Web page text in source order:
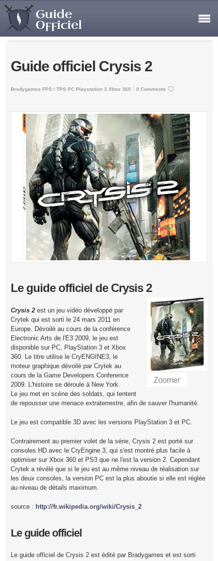
Guide officiel Crysis 2
Bradygames FPS / TPS PC Playstation 3 Xbox 360 0 Comments
Le guide officiel de Crysis 2
Crysis 2est un jeu vidéo développé par
Crytek qui est sorti le 24 mars 2011 en
Europe. Dévoilé au cours de la conférence
Electronic Arts de l'E3 2009, le jeu est
disponible sur PC, PlayStation 3 et Xbox
360. Le titre utilise le CryENGINE3, le
moteur graphique dévoilé par Crytek au
cours de la Game Developers Conference
2009. L'histoire se déroule à New York.
Le jeu met en scène des soldats, qui tentent
de repousser une menace extraterrestre, afin de sauver l'humanité.
Le jeu est compatible 3D avec les versions PlayStation 3 et PC.
Contrairement au premier volet de la série, Crysis 2 est porté sur
consoles HD avec le CryEngine 3, qui s'est montré plus facile à
optimiser sur Xbox 360 et PS3 que ne l'est la version 2. Cependant
Crytek a révélé que si le jeu est au même niveau de réalisation sur
les deux consoles, la version PC est la plus aboutie si elle est réglée
au niveau de détails maximum.
source : http://fr.wikipedia.org/wiki/Crysis_2
Le guide officiel
Le guide officiel de Crysis 2 est édité par Bradygames et est sorti